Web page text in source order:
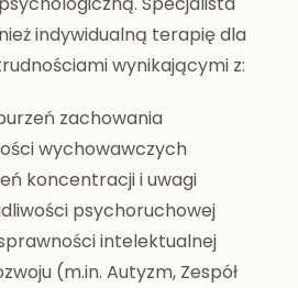
indywidualną terapię dla
wynikającymi z:
zachowania
wychowawczych
koncentracji i uwagi
psychoruchowej
intelektualnej
(m.in. Autyzm, Zespół